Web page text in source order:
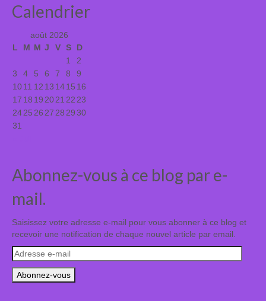
Calendrier
août 2026
L
M M J V S D
1
2
3
4 5 6 7 8
9
1011 12 13 1415 16
17 18 19 2021 22 23
2425 26 27 28 2930
31
Abonnez-vous à ce blog par e-
mail.
Saisissez votre adresse e-mail pour vous abonner à ce blog et
recevoir une notification de chaque nouvel article par email.
Adresse
e-
mail